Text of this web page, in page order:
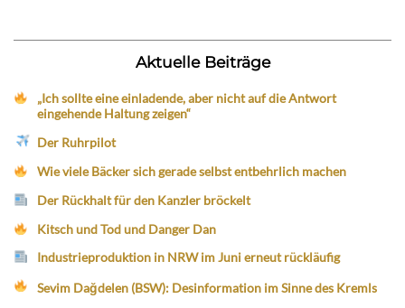
Aktuelle Beiträge
„Ich sollte eine einladende, aber nicht auf die Antwort
eingehende Haltung zeigen“
Der Ruhrpilot
Wie viele Bäcker sich gerade selbst entbehrlich machen
Der Rückhalt für den Kanzler bröckelt
Kitsch und Tod und Danger Dan
Industrieproduktion in NRW im Juni erneut rückläufig
Sevim Dağdelen (BSW): Desinformation im Sinne des Kremls